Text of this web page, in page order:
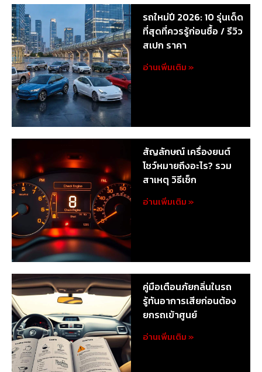
รถใหม่ปี 2026: 10 รุ่นเด็ด
ที่สุดที่ควรรู้ก่อนซื้อ / รีวิว
สเปก ราคา
อ่านเพิ่มเติม »
สัญลักษณ์ เครื่องยนต์
โชว์หมายถึงอะไร? รวม
สาเหตุ วิธีเช็ก
อ่านเพิ่มเติม »
คู่มือเตือนภัยกลิ่นในรถ
รู้ทันอาการเสียก่อนต้อง
ยกรถเข้าศูนย์
อ่านเพิ่มเติม »